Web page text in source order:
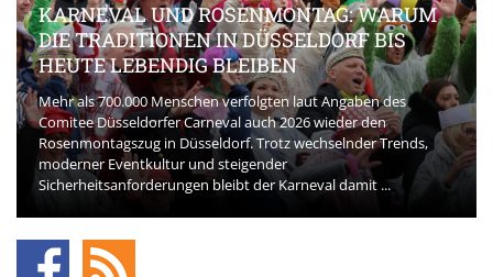
KARNEVAL UND ROSENMONTAG: WARUM
DIE TRADITIONEN IN DÜSSELDORF BIS
HEUTE LEBENDIG BLEIBEN
Mehr als 700.000 Menschen verfolgten laut Angaben des
Comitee Düsseldorfer Carneval auch 2026 wieder den
Rosenmontagszug in Düsseldorf. Trotz wechselnder Trends,
moderner Eventkultur und steigender
Sicherheitsanforderungen bleibt der Karneval damit ...